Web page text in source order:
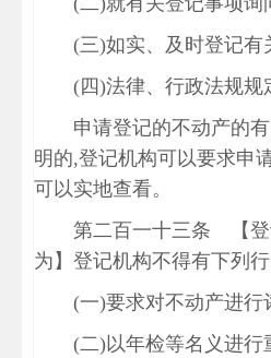
(三)如实、及时登记有
(四)法律、行政法规规
申请登记的不动产的
明的,登记机构可以要求申
可以实地查看。
第二百一十三条 【登
为】登记机构不得有下列
(一)要求对不动产进行
(二)以年检等名义进行